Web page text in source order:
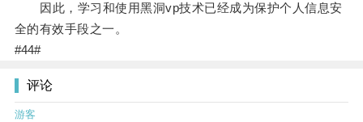
因此，学习和使用黑洞vp技术已经成为保护个人信息安
全的有效手段之一。
#44#
评论
游客